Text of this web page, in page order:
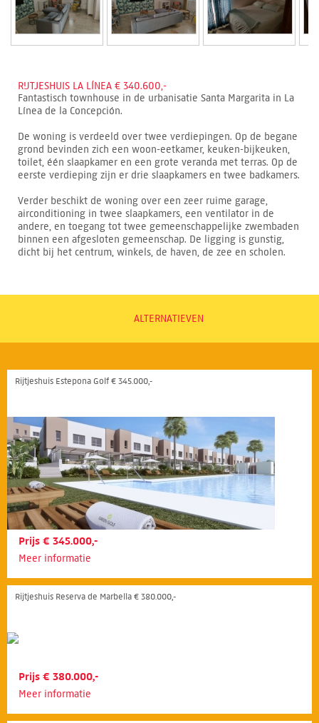
RIJTJESHUIS LA LÍNEA € 340.600,-
Fantastisch townhouse in de urbanisatie Santa Margarita in La
Línea de la Concepción.
De woning is verdeeld over twee verdiepingen. Op de begane
grond bevinden zich een woon-eetkamer, keuken-bijkeuken,
toilet, één slaapkamer en een grote veranda met terras. Op de
eerste verdieping zijn er drie slaapkamers en twee badkamers.
Verder beschikt de woning over een zeer ruime garage,
airconditioning in twee slaapkamers, een ventilator in de
andere, en toegang tot twee gemeenschappelijke zwembaden
binnen een afgesloten gemeenschap. De ligging is gunstig,
dicht bij het centrum, winkels, de haven, de zee en scholen.
ALTERNATIEVEN
Rijtjeshuis Estepona Golf € 345.000,-
Prijs € 345.000,-
Meer informatie
Rijtjeshuis Reserva de Marbella € 380.000,-
Prijs € 380.000,-
Meer informatie